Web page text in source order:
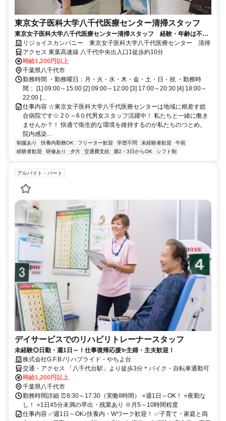
東京女子医科大学八千代医療センター清掃スタッフ
東京女子医科大学八千代医療センター清掃スタッフ 経験・年齢は不
問！日常にも活きる技術が身に付く◎
リジョイスカンパニー 東京女子医科大学八千代医療センター 清掃
アクセス 東葉高速線 八千代中央出入口1徒歩約10分
時給1,200円以上
千葉県八千代市
勤務時間 ・勤務曜日：月・火・水・木・金・土・日・祝 ・勤務時
間： [1] 09:00～15:00 [2] 09:00～12:00 [3] 17:00～20:30 [4] 18:00～
22:00 [...
仕事内容 ☆東京女子医科大学八千代医療センターは地域に根差す総
合病院です☆ 2０～6０代男女スタッフ活躍中！ 私たちと一緒に働き
ませんか？！ 快適で衛生的な環境を維持するのが私たちのつとめ。
院内感染...
制服あり 扶養内勤務OK フリーター歓迎 学歴不問 未経験者歓迎
午前
経験者歓迎
研修あり 夕方 交通費支給 週2・3日からOK シフト制
アルバイト・パート
デイサービスでのリハビリトレーナースタッフ
未経験◎日勤・週1日～！仕事復帰応援✨主婦・主夫歓迎！
株式会社G.F.B./リハプライド・やちよ台
交通・アクセス 「八千代台駅」より徒歩3分＊バイク・自転車通勤可
時給1,200円以上
千葉県八千代市
勤務時間詳細 ⏰8:30～17:30（実働8時間） ⭐週1日～OK！ ⭐夜勤な
し！ ⭐1日45分未満の早出・残業あり ※月5～10時間程度
仕事内容 ✅週1日～OK♪扶養内・Wワーク歓迎！ ✅子育て・家庭と両